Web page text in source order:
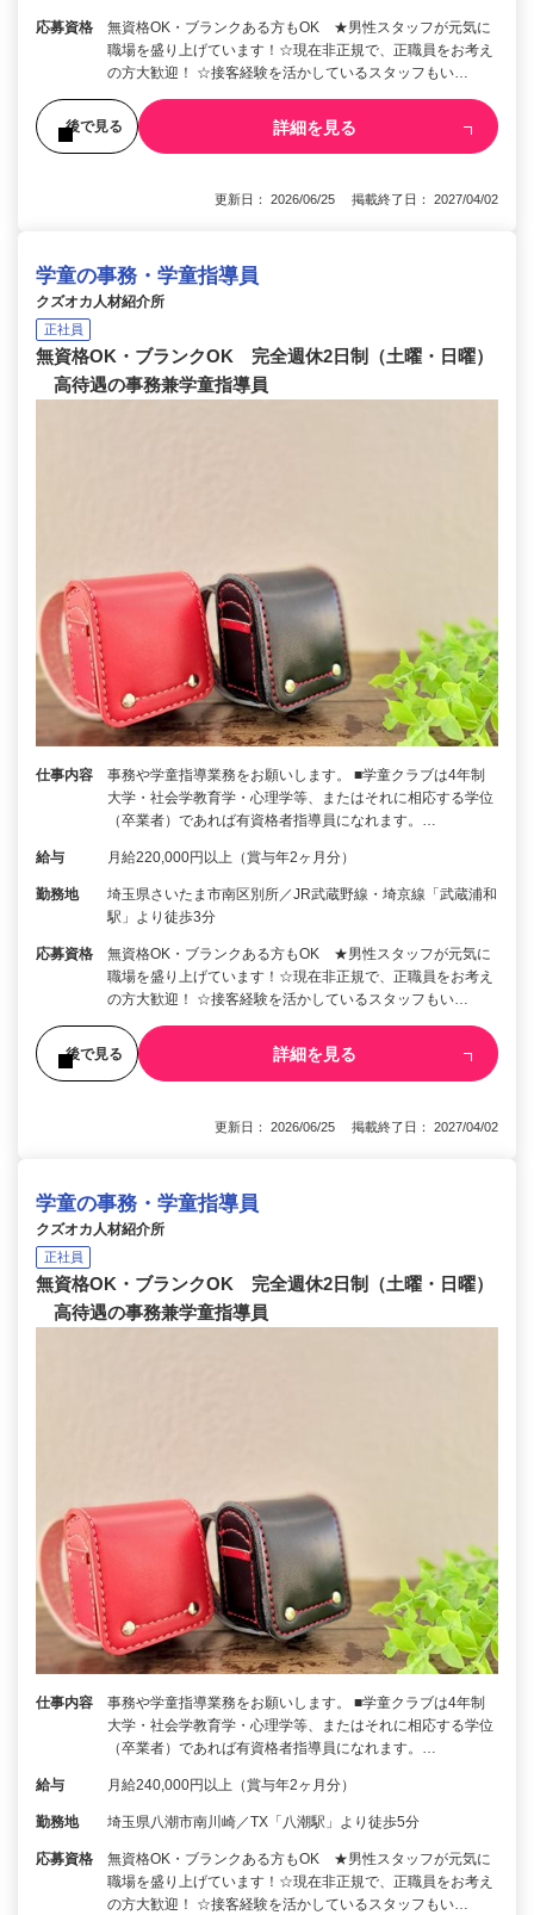
応募資格
無資格OK・ブランクある方もOK ★男性スタッフが元気に
職場を盛り上げています！☆現在非正規で、正職員をお考え
の方大歓迎！ ☆接客経験を活かしているスタッフもい…
後で見る 詳細を見る
更新日： 2026/06/25 掲載終了日： 2027/04/02
学童の事務・学童指導員
クズオカ人材紹介所
正社員
無資格OK・ブランクOK 完全週休2日制（土曜・日曜）
高待遇の事務兼学童指導員
仕事内容
事務や学童指導業務をお願いします。 ■学童クラブは4年制
大学・社会学教育学・心理学等、またはそれに相応する学位
（卒業者）であれば有資格者指導員になれます。…
給与 月給220,000円以上（賞与年2ヶ月分）
勤務地
埼玉県さいたま市南区別所／JR武蔵野線・埼京線「武蔵浦和
駅」より徒歩3分
応募資格
無資格OK・ブランクある方もOK ★男性スタッフが元気に
職場を盛り上げています！☆現在非正規で、正職員をお考え
の方大歓迎！ ☆接客経験を活かしているスタッフもい…
後で見る 詳細を見る
更新日： 2026/06/25 掲載終了日： 2027/04/02
学童の事務・学童指導員
クズオカ人材紹介所
正社員
無資格OK・ブランクOK 完全週休2日制（土曜・日曜）
高待遇の事務兼学童指導員
仕事内容
事務や学童指導業務をお願いします。 ■学童クラブは4年制
大学・社会学教育学・心理学等、またはそれに相応する学位
（卒業者）であれば有資格者指導員になれます。…
給与 月給240,000円以上（賞与年2ヶ月分）
勤務地 埼玉県八潮市南川崎／TX「八潮駅」より徒歩5分
応募資格
無資格OK・ブランクある方もOK ★男性スタッフが元気に
職場を盛り上げています！☆現在非正規で、正職員をお考え
の方大歓迎！ ☆接客経験を活かしているスタッフもい…